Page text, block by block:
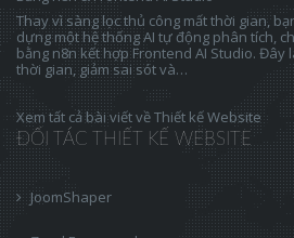
Thay vì sàng lọc thủ công mất thời gian,
dựng một hệ thống AI tự động phân tích,
bằng n8n kết hợp Frontend AI Studio. Đây
thời gian, giảm sai sót và…
Xem tất cả bài viết về Thiết kế Website
ĐỐI TÁC THIẾT KẾ WEBSITE
JoomShaper